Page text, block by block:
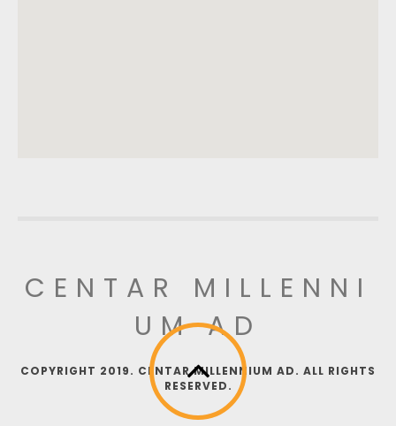
CENTAR MILLENNI
UM AD
COPYRIGHT 2019. CENTAR MILLENNIUM AD. ALL RIGHTS
RESERVED.